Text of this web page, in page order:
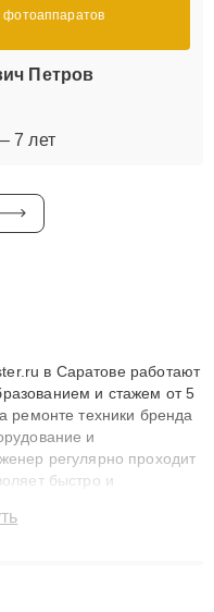
Петров
7 лет
в Саратове работают
и стажем от 5
ремонте техники бренда
и
регулярно проходит
быстро и
мастера решают